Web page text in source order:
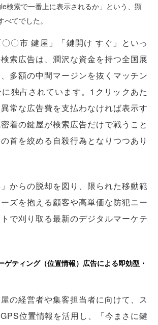
検索で一番上に表示されるか」という、顕
てでした。
〇市 鍵屋」「鍵開け すぐ」といっ
索広告は、潤沢な資金を持つ全国展
多額の中間マージンを抜くマッチン
独占されています。1クリックあた
常な広告費を支払わなければ表示す
着の鍵屋が検索広告だけで戦うこと
首を絞める自殺行為となりつつあり
からの脱却を図り、限られた移動範
ズを抱える顧客や高単価な防犯ニー
で刈り取る最新のデジタルマーケテ
ゲティング（位置情報）広告による即効型・
の経営者や集客担当者に向けて、ス
位置情報を活用し、「今まさに鍵